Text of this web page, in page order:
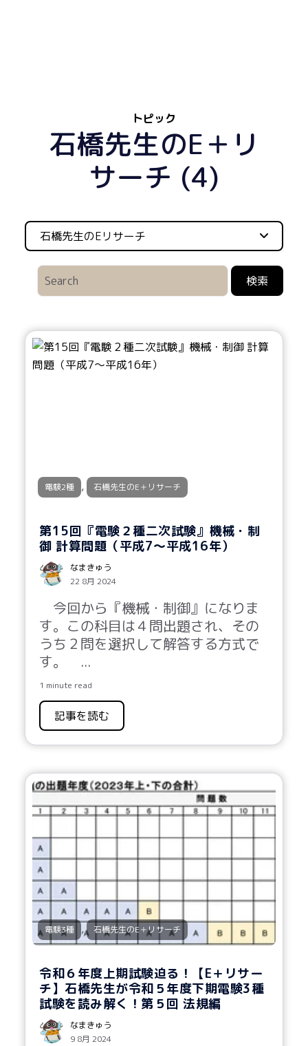
トピック
石橋先生のE＋リ
サーチ (4)
石橋先生のeリサーチ
検索
電験2種 , 石橋先生のE＋リサーチ
第15回『電験２種二次試験』機械・制
御 計算問題（平成7～平成16年）
なまきゅう
22 8月 2024
今回から『機械・制御』になりま
す。この科目は４ 問出題され、その
うち ２ 問を選択して解答する方式で
す。 ...
1 minute read
記事を読む
電験3種 , 石橋先生のE＋リサーチ
令和６年度上期試験迫る！【E＋リサー
チ】石橋先生が令和５年度下期電験3種
試験を読み解く！第５回 法規編
なまきゅう
9 8月 2024